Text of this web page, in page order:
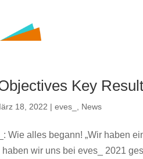
Key
18, 2022 |eves_ News
Wie alles begann! „Wir haben
haben wir uns bei eves_ 2021